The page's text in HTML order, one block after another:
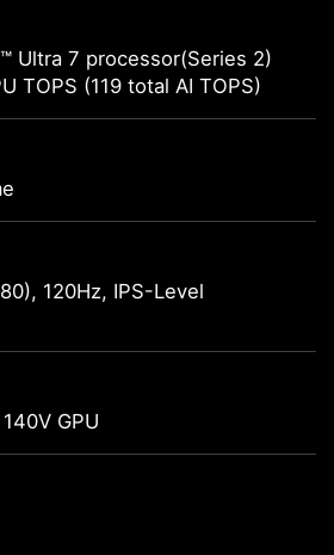
Ultra 7 processor(Series 2)
TOPS (119 total AI TOPS)
120Hz, IPS-Level
GPU